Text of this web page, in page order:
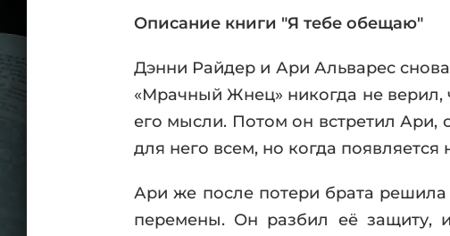
Описание книги "Я тебе обещаю"
Дэнни Райдер и Ари Альварес
«Мрачный Жнец» никогда не верил,
его мысли. Потом он встретил Ари,
для него всем, но когда появляется
Ари же после потери брата решила
перемены. Он разбил её защиту,